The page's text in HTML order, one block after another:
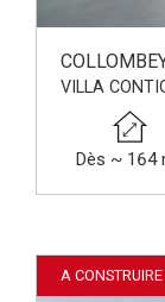
VILLA
Dès ~ 164
A CONSTRUIRE